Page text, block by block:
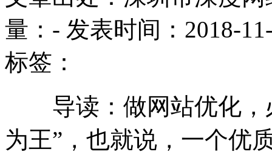
量： - 发表时间：2018-
标签：
导读：做网站优化，
为王”，也就说，一个优